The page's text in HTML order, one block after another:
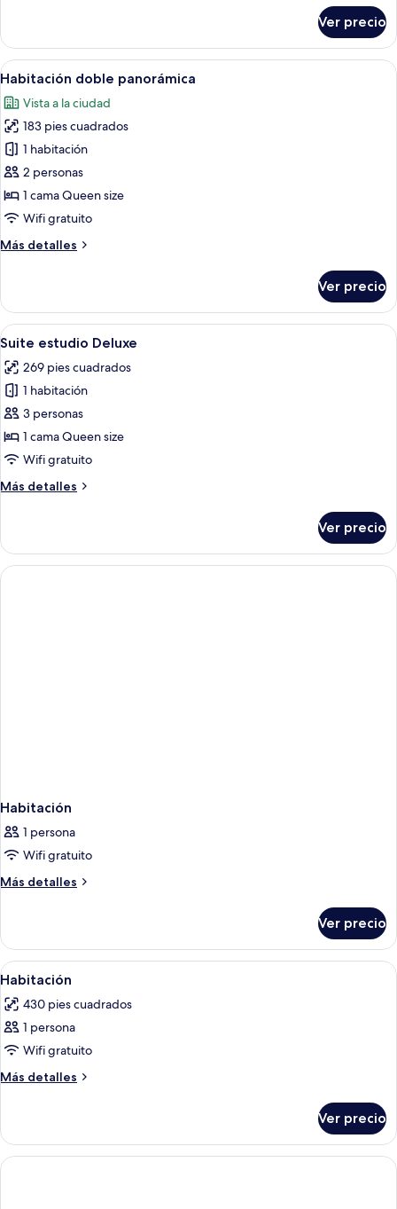
doble
superior
Ver precio
Abrir
todas
las
fotos
de
Habitación
doble
panorámica
Un dormitorio con cama, lámpara
8
Habitación doble panorámica
Vista a la ciudad
183 pies cuadrados
1 habitación
2 personas
1 cama Queen size
Wifi gratuito
Más detalles
Más
doble
panorámica
Ver precio
Abrir
todas
las
fotos
de
Suite
estudio
Habitación de hotel con cama,
5
Suite estudio Deluxe
269 pies cuadrados
1 habitación
3 personas
1 cama Queen size
Wifi gratuito
Más detalles
Más
estudio
Deluxe
Ver precio
Habitación
1 persona
Wifi gratuito
Más detalles
Más
Ver precio
Abrir
todas
las
fotos
de
Habitación
Caja de seguridad en la habitación y
9
Habitación
430 pies cuadrados
1 persona
Wifi gratuito
Más detalles
Más
Ver precio